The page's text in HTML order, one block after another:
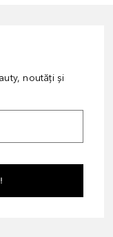
noutăți și